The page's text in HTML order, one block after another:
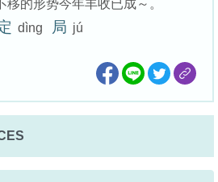
的形势今年丰收已成～。
dìng 局 jú